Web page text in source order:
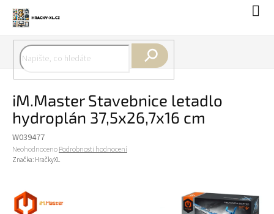
obsah
iM.Master Stavebnice letadlo
hydroplán 37,5x26,7x16 cm
W039477
Průměrné
hodnocení
0,0
z
NeohodnocenoPodrobnosti hodnocení
Značka: HračkyXL